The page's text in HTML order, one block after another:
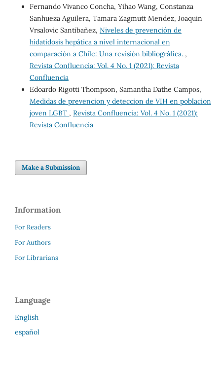
Fernando Vivanco Concha, Yihao Wang, Constanza
Sanhueza Aguilera, Tamara Zagmutt Mendez, Joaquin
Vrsalovic Santibañez, Niveles de prevención de
hidatidosis hepática a nivel internacional en
comparación a Chile: Una revisión bibliográfica. ,
Revista Confluencia: Vol. 4 No. 1 (2021): Revista
Confluencia
Edoardo Rigotti Thompson, Samantha Dathe Campos,
Medidas de prevencion y deteccion de VIH en poblacion
joven LGBT , Revista Confluencia: Vol. 4 No. 1 (2021):
Revista Confluencia
Make a Submission
Information
For Readers
For Authors
For Librarians
Language
English
español